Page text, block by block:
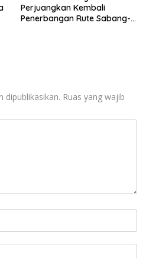
Perjuangkan Kembali
Penerbangan Rute Sabang-
dipublikasikan. Ruas yang wajib